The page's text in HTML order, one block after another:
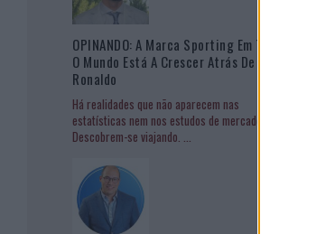
OPINANDO: A Marca Sporting Em Todo
O Mundo Está A Crescer Atrás De
Ronaldo
Há realidades que não aparecem nas
estatísticas nem nos estudos de mercado.
Descobrem-se viajando. ...